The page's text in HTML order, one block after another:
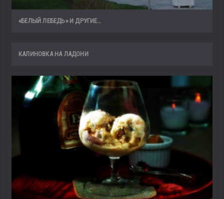
«БЕЛЫЙ ЛЕБЕДЬ» И ДРУГИЕ…
КАЛИНОВКА НА ЛАДОНИ